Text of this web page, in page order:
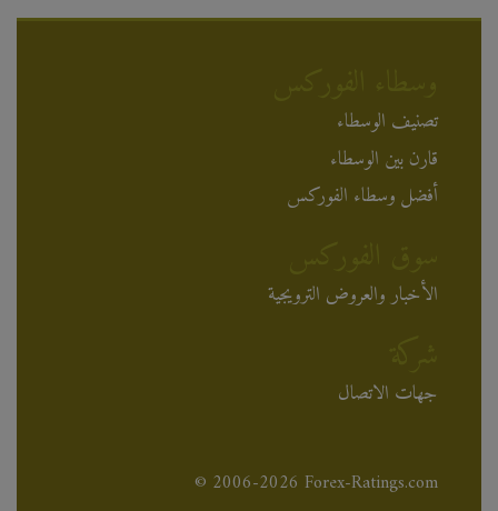
تصنيف الوسطاء
قارن بين الوسطاء
أفضل وسطاء الفوركس
الأخبار والعروض الترويجية
جهات الاتصال
© 2006-2026 Forex-Ratings.com